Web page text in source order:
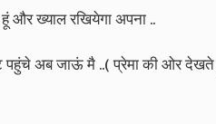
और ख्याल रखियेगा अपना ..
पहुंचे अब जाऊं मै ..( प्रेमा की ओर